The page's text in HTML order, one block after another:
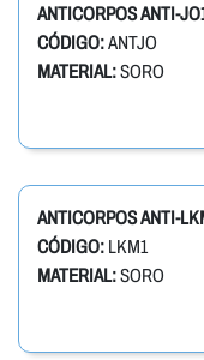
ANTICORPOS ANTI-
CÓDIGO:ANTJO
MATERIAL:SORO
ANTICORPOS ANTI-
CÓDIGO: LKM1
MATERIAL:SORO